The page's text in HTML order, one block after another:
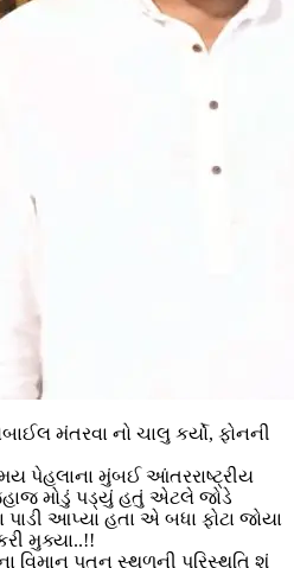
મંતરવા નો ચાલુ કર્યો, ફોનની
પેહલાના મુંબઈ આંતરરાષ્ટ્રીય
મોડું પડ્યું હતું એટલે જોડે
પાડી આપ્યા હતા એ બધા ફોટા જોયા
મુક્યા..!!
વિમાન પતન સ્થળની પરિસ્થતિ શું